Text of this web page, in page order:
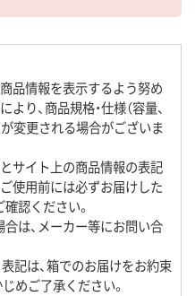
品情報を表示するよう努め
り、商品規格・仕様（容量、
が変更される場合がございま
サイト上の商品情報の表記
使用前には必ずお届けした
認ください。
は、メーカー等にお問い合
表記は、箱でのお届けをお約束
めご了承ください。